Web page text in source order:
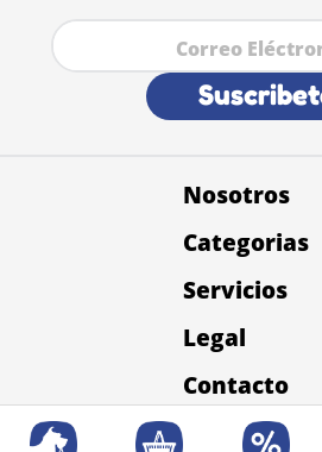
Nosotros
Categorias
Servicios
Legal
Contacto